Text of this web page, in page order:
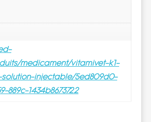
medicament/vitamivet-k1-
solution-injectable/5ed809d0-
889c-1434b8673722